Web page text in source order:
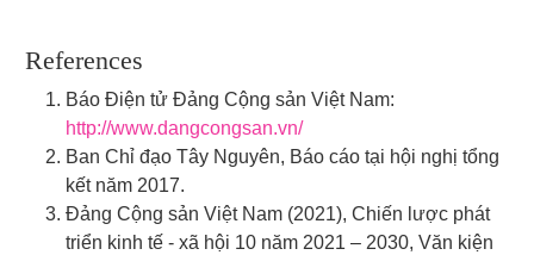
References
Báo Điện tử Đảng Cộng sản Việt Nam:
http://www.dangcongsan.vn/
Ban Chỉ đạo Tây Nguyên, Báo cáo tại hội nghị tổng
kết năm 2017.
Đảng Cộng sản Việt Nam (2021), Chiến lược phát
triển kinh tế - xã hội 10 năm 2021 – 2030, Văn kiện